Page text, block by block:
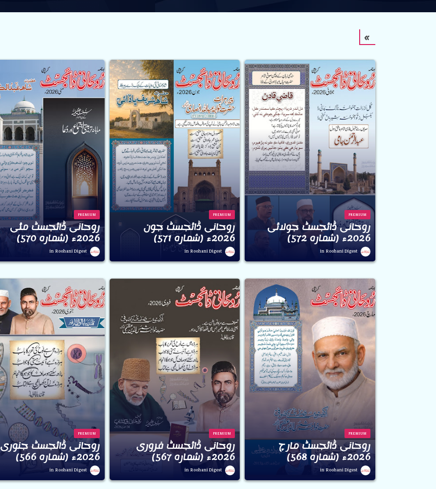
»
PREMIUM
روحانی ڈائجسٹ جولائی
2026ء (شمارہ 572)
Roohani Digest
PREMIUM
روحانی ڈائجسٹ جون
2026ء (شمارہ 571)
Roohani Digest
PREMIUM
روحانی ڈائجسٹ مئی
2026ء (شمارہ 570)
Roohani Digest
PREMIUM
روحانی ڈائجسٹ مارچ
2026ء (شمارہ 568)
Roohani Digest
PREMIUM
روحانی ڈائجسٹ فروری
2026ء (شمارہ 567)
Roohani Digest
PREMIUM
روحانی ڈائجسٹ جنوری
2026ء (شمارہ 566)
Roohani Digest